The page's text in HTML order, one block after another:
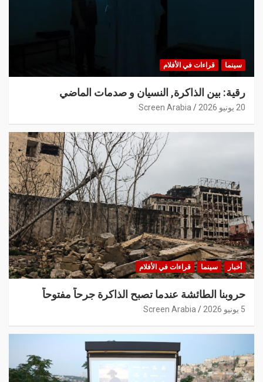
سينما قراءات في الأفلام
رقية: بين الذاكرة, النسيان و صدمات الماضي
20 يونيو 2026 Screen Arabia
أخبار سينما قراءات في الأفلام
حروبنا الطائشة عندما تصبح الذاكرة جرحاً مفتوحاً
5 يونيو 2026 Screen Arabia